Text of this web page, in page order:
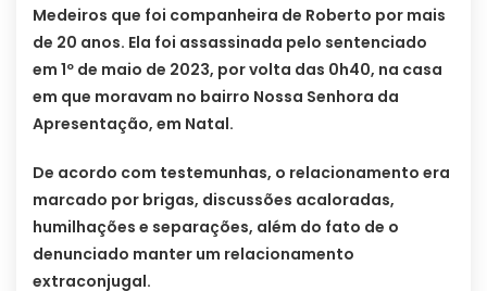
Medeiros que foi companheira de Roberto por mais
de 20 anos. Ela foi assassinada pelo sentenciado
em 1º de maio de 2023, por volta das 0h40, na casa
em que moravam no bairro Nossa Senhora da
Apresentação, em Natal.
De acordo com testemunhas, o relacionamento era
marcado por brigas, discussões acaloradas,
humilhações e separações, além do fato de o
denunciado manter um relacionamento
extraconjugal.